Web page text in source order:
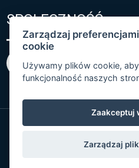
SPOŁECZNOŚĆ
© Copyright 2026 COMET
by
Zarządzaj
cookie
Używamy plików cookie,
funkcjonalność naszych
Zaakceptuj
Zarządzaj